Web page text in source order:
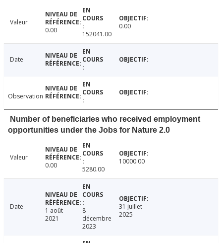
Valeur
0.00
152041.00
0.00
Date
Observation
Number of beneficiaries who received employment
opportunities under the Jobs for Nature 2.0
Valeur
0.00
5280.00
10000.00
Date
1 août
2021
8
décembre
2023
31 juillet
2025